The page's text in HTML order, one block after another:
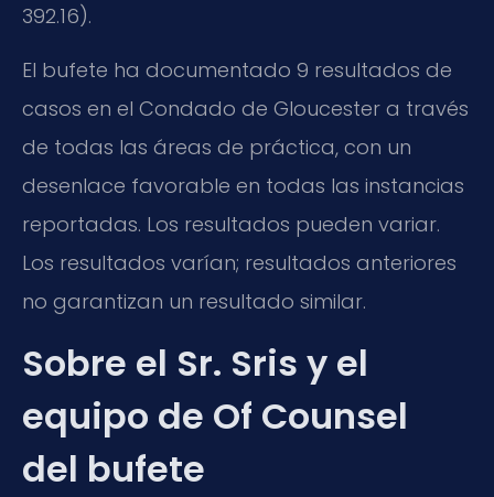
392.16).
El bufete ha documentado 9 resultados de
casos en el Condado de Gloucester a través
de todas las áreas de práctica, con un
desenlace favorable en todas las instancias
reportadas. Los resultados pueden variar.
Los resultados varían; resultados anteriores
no garantizan un resultado similar.
Sobre el Sr. Sris y el
equipo de Of Counsel
del bufete